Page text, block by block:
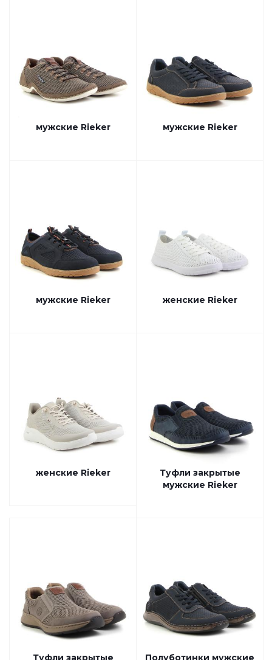
мужские Rieker мужские Rieker
мужские Rieker женские Rieker
женские Rieker
Туфли закрытые
мужские Rieker
Туфли закрытые Полуботинки мужские